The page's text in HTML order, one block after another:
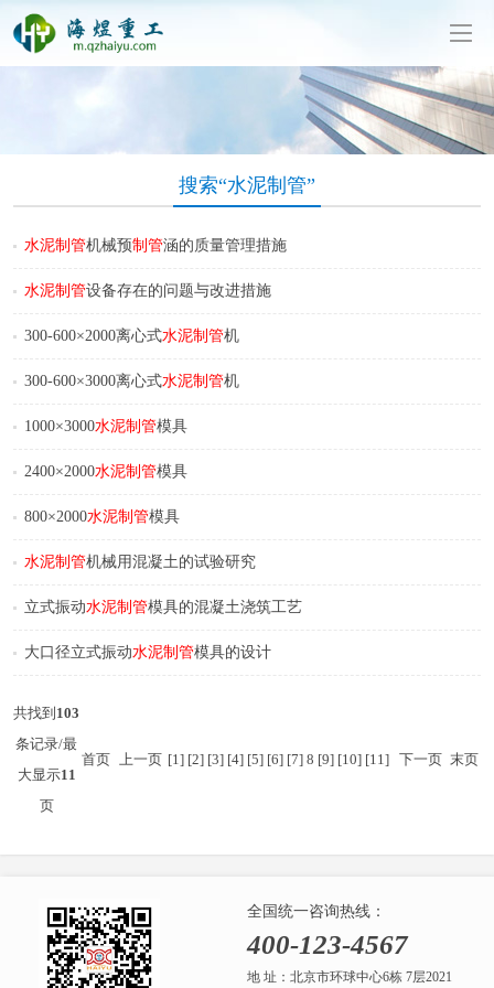
搜索“水泥制管”
水泥制管机械预制管涵的质量管理措施
水泥制管设备存在的问题与改进措施
300-600×2000离心式水泥制管机
300-600×3000离心式水泥制管机
1000×3000水泥制管模具
2400×2000水泥制管模具
800×2000水泥制管模具
水泥制管机械用混凝土的试验研究
立式振动水泥制管模具的混凝土浇筑工艺
大口径立式振动水泥制管模具的设计
共找到 103
条记录/最
大显示11
页
首页 上一页 [1] [2] [3] [4] [5] [6] [7] 8 [9] [10] [11] 下一页 末页
全国统一咨询热线：
400-123-4567
地 址：北京市环球中心6栋 7层2021